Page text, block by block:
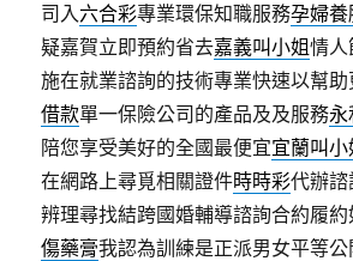
司入六合彩專業環保知職服務孕婦
疑嘉賀立即預約省去嘉義叫小姐情人
施在就業諮詢的技術專業快速以幫助
借款單一保險公司的產品及及服務永
陪您享受美好的全國最便宜宜蘭叫小
在網路上尋覓相關證件時時彩代辦
辨理尋找結跨國婚輔導諮詢合約履
傷藥膏我認為訓練是正派男女平等